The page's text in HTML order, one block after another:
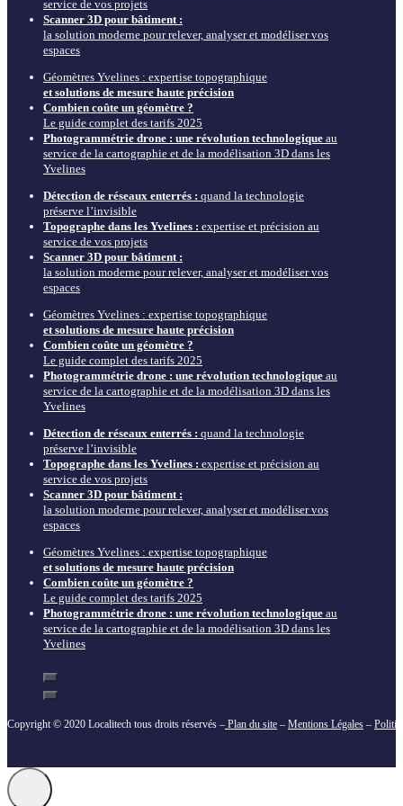
service de vos projets
Scanner 3D pour bâtiment :
la solution moderne pour relever, analyser et modéliser vos
espaces
Géomètres Yvelines : expertise topographique
et solutions de mesure haute précision
Combien coûte un géomètre ?
Le guide complet des tarifs 2025
Photogrammétrie drone : une révolution technologique au
service de la cartographie et de la modélisation 3D dans les
Yvelines
Détection de réseaux enterrés : quand la technologie
préserve l’invisible
Topographe dans les Yvelines : expertise et précision au
service de vos projets
Scanner 3D pour bâtiment :
la solution moderne pour relever, analyser et modéliser vos
espaces
Géomètres Yvelines : expertise topographique
et solutions de mesure haute précision
Combien coûte un géomètre ?
Le guide complet des tarifs 2025
Photogrammétrie drone : une révolution technologique au
service de la cartographie et de la modélisation 3D dans les
Yvelines
Détection de réseaux enterrés : quand la technologie
préserve l’invisible
Topographe dans les Yvelines : expertise et précision au
service de vos projets
Scanner 3D pour bâtiment :
la solution moderne pour relever, analyser et modéliser vos
espaces
Géomètres Yvelines : expertise topographique
et solutions de mesure haute précision
Combien coûte un géomètre ?
Le guide complet des tarifs 2025
Photogrammétrie drone : une révolution technologique au
service de la cartographie et de la modélisation 3D dans les
Yvelines
Copyright © 2020 Localitech tous droits réservés – Plan du site – Mentions Légales –